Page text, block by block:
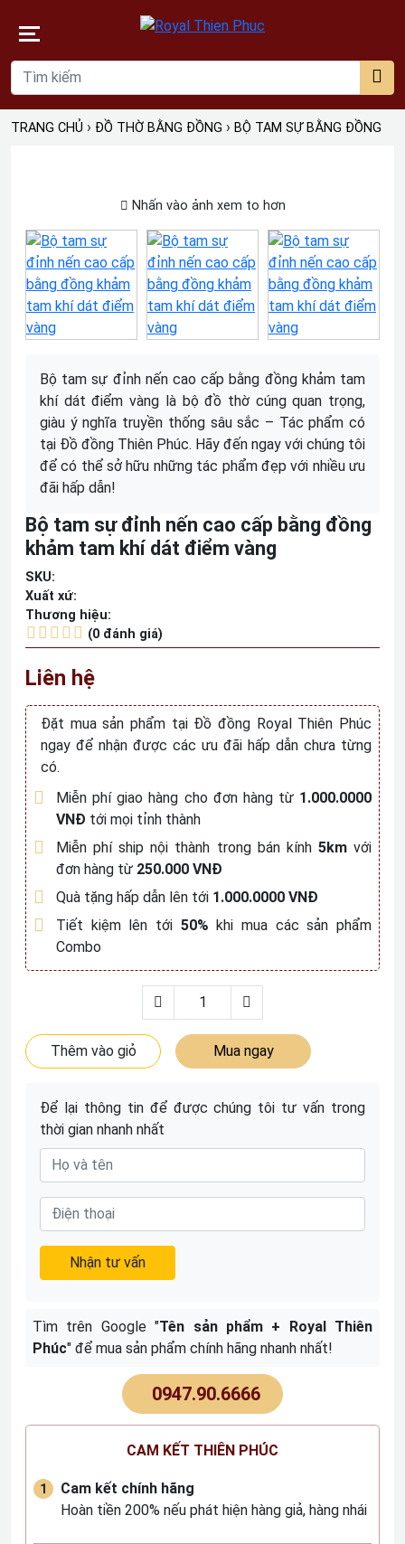
TRANG CHỦ › ĐỒ THỜ BẰNG ĐỒNG › BỘ TAM SỰ BẰNG ĐỒNG
Nhấn vào ảnh xem to hơn
Bộ tam sự đỉnh nến cao cấp bằng đồng khảm tam
khí dát điểm vàng là bộ đồ thờ cúng quan trọng,
giàu ý nghĩa truyền thống sâu sắc – Tác phẩm có
tại Đồ đồng Thiên Phúc. Hãy đến ngay với chúng tôi
để có thể sở hữu những tác phẩm đẹp với nhiều ưu
đãi hấp dẫn!
Bộ tam sự đỉnh nến cao cấp bằng đồng
khảm tam khí dát điểm vàng
SKU:
Xuất xứ:
Thương hiệu:
(0 đánh giá)
Liên hệ
Đặt mua sản phẩm tại Đồ đồng Royal Thiên Phúc
ngay để nhận được các ưu đãi hấp dẫn chưa từng
có.
Miễn phí giao hàng cho đơn hàng từ 1.000.0000
VNĐ tới mọi tỉnh thành
Miễn phí ship nội thành trong bán kính 5kmvới
đơn hàng từ 250.000 VNĐ
Quà tặng hấp dẫn lên tới 1.000.0000 VNĐ
Tiết kiệm lên tới 50% khi mua các sản phẩm
Combo
Thêm vào giỏ Mua ngay
Để lại thông tin để được chúng tôi tư vấn trong
thời gian nhanh nhất
Nhận tư vấn
Tìm trên Google "Tên sản phẩm + Royal Thiên
Phúc" để mua sản phẩm chính hãng nhanh nhất!
0947.90.6666
CAM KẾT THIÊN PHÚC
Cam kết chính hãng
Hoàn tiền 200% nếu phát hiện hàng giả, hàng nhái